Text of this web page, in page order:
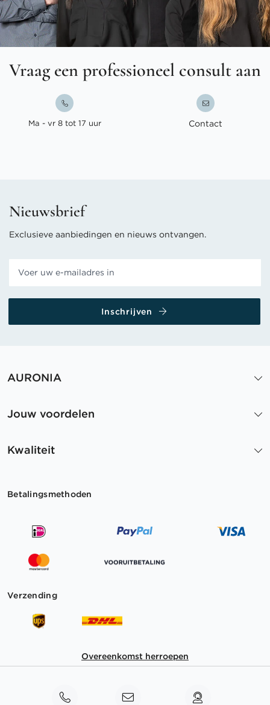
Vraag een professioneel consult aan
Ma - vr 8 tot 17 uur Contact
Nieuwsbrief
Exclusieve aanbiedingen en nieuws ontvangen.
Inschrijven
AURONIA
Jouw voordelen
Kwaliteit
Betalingsmethoden
Verzending
Overeenkomst herroepen